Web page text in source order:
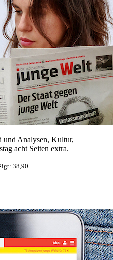
und Analysen, Kultur,
acht Seiten extra.
38,90